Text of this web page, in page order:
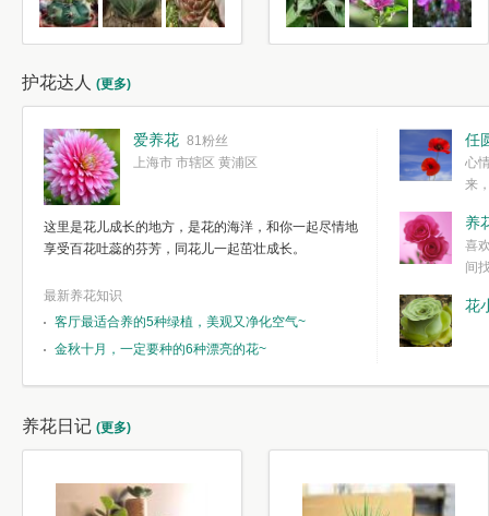
护花达人 (更多)
爱养花 81粉丝
上海市 市辖区 黄浦区
这里是花儿成长的地方，是花的海洋，和你一起尽情地
享受百花吐蕊的芬芳，同花儿一起茁壮成长。
最新养花知识
客厅最适合养的5种绿植，美观又净化空气~
金秋十月，一定要种的6种漂亮的花~
任
心
来
简单愉快的心
我们自己复杂
养
喜
间
花
养花日记 (更多)